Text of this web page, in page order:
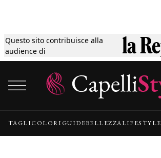
Questo sito contribuisce alla
audience di
Tagli
Colori
Guide
TAGLICOLORI GUIDEBELLEZZALIFESTYLE